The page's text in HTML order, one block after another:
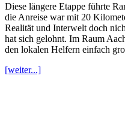
Diese längere Etappe führte
die Anreise war mit 20
Realität und Interwelt doch
hat sich gelohnt. Im Raum
den lokalen Helfern einfach
[weiter...]